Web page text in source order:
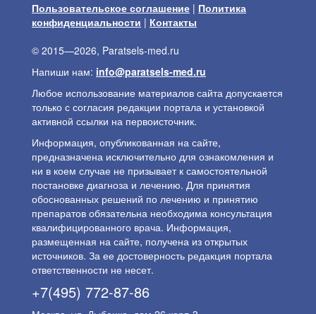
Пользовательское соглашение | Политика
конфиденциальности | Контакты
© 2015—2026, Paratsels-med.ru
Напиши нам: info@paratsels-med.ru
Любое использование материалов сайта допускается
только с согласия редакции портала и установкой
активной ссылки на первоисточник.
Информация, опубликованная на сайте,
предназначена исключительно для ознакомления и
ни в коем случае не призывает к самостоятельной
постановке диагноза и лечению. Для принятия
обоснованных решений по лечению и принятию
препаратов обязательна необходима консультация
квалифицированного врача. Информация,
размещенная на сайте, получена из открытых
источников. За ее достоверность редакция портала
ответственности не несет.
+7(495) 772-87-86